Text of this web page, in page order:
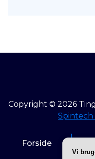
Copyright © 2026
Spintech
Forside
Vi